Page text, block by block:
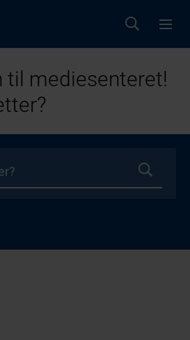
til mediesenteret!